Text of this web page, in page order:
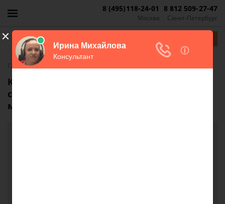
Москва
8 (495)118-24-01
Санкт-Петербург
8 812 509-27-47
Главная-FAQ
Как предотвратить заявление прав
супругой после продажи квартиры ее
мужем и детьми?